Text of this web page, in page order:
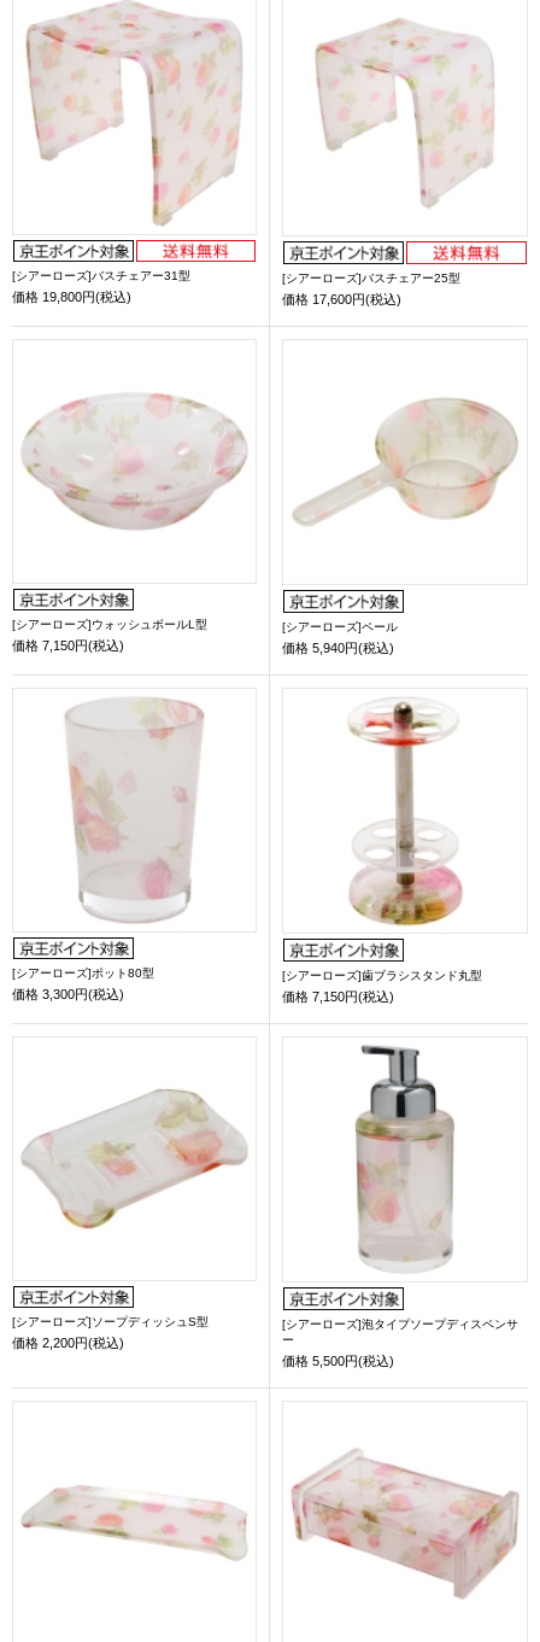
[シアーローズ]バスチェアー31型
価格 19,800円(税込)
[シアーローズ]バスチェアー25型
価格 17,600円(税込)
[シアーローズ]ウォッシュボールL型
価格 7,150円(税込)
[シアーローズ]ペール
価格 5,940円(税込)
[シアーローズ]ポット80型
価格 3,300円(税込)
[シアーローズ]歯ブラシスタンド丸型
価格 7,150円(税込)
[シアーローズ]ソープディッシュS型
価格 2,200円(税込)
[シアーローズ]泡タイプソープディスペンサ
ー
価格 5,500円(税込)